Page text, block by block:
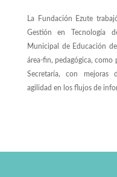
La Fundación Ezute
Gestión en Tecnología
Municipal de Educación de
área-fin, pedagógica, como
Secretaría, con mejoras
agilidad en los flujos de